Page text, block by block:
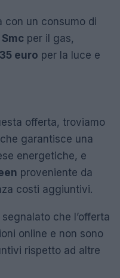
con un consumo di
Smc per il gas,
35 euro per la luce e
offerta, troviamo
che garantisce una
energetiche, e
proveniente da
costi aggiuntivi.
che l’offerta
online e non sono
rispetto ad altre